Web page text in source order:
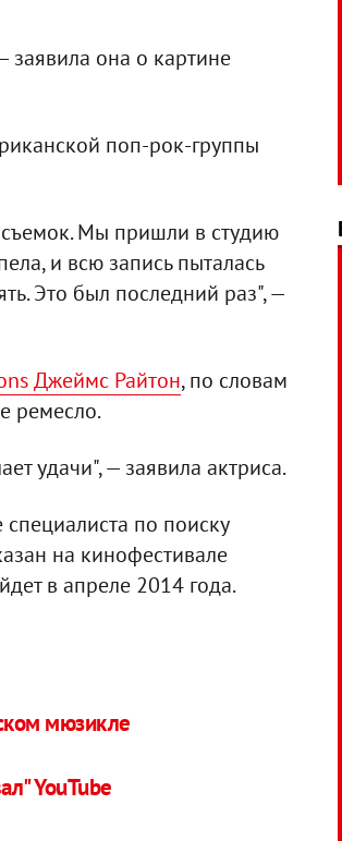
заявила она о картине
поп-рок-группы
Мы пришли в студию
и всю запись пыталась
Это был последний раз", —
Джеймс Райтон, по словам
ремесло.
удачи", — заявила актриса.
по поиску
на кинофестивале
в апреле 2014 года.
мюзикле
YouTube